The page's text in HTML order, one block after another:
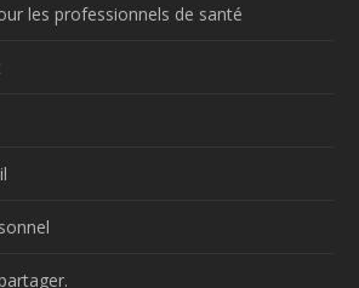
les professionnels de santé